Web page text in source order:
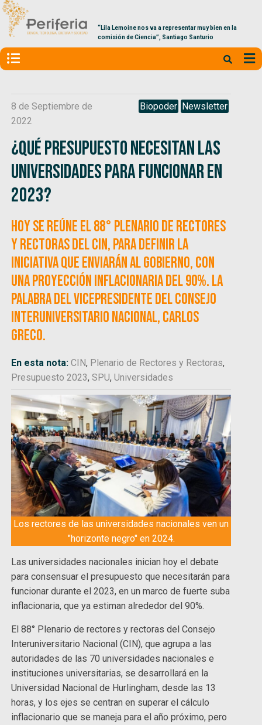
“Lila Lemoine nos va a representar muy bien en la
comisión de Ciencia”, Santiago Santurio
8 de Septiembre de
2022
Biopoder Newsletter
¿Qué presupuesto necesitan las
universidades para funcionar en
2023?
Hoy se reúne el 88° plenario de rectores
y rectoras del CIN, para definir la
iniciativa que enviarán al Gobierno, con
una proyección inflacionaria del 90%. La
palabra del vicepresidente del Consejo
Interuniversitario Nacional, Carlos
Greco.
En esta nota:CIN, Plenario de Rectores y Rectoras,
Presupuesto 2023,SPU,Universidades
Los rectores de las universidades nacionales ven un
"horizonte negro" en 2024.
Las universidades nacionales inician hoy el debate
para consensuar el presupuesto que necesitarán para
funcionar durante el 2023, en un marco de fuerte suba
inflacionaria, que ya estiman alrededor del 90%.
El 88° Plenario de rectores y rectoras del Consejo
Interuniversitario Nacional (CIN), que agrupa a las
autoridades de las 70 universidades nacionales e
instituciones universitarias, se desarrollará en la
Universidad Nacional de Hurlingham, desde las 13
horas, y los ejes se centran en superar el cálculo
inflacionario que se maneja para el año próximo, pero